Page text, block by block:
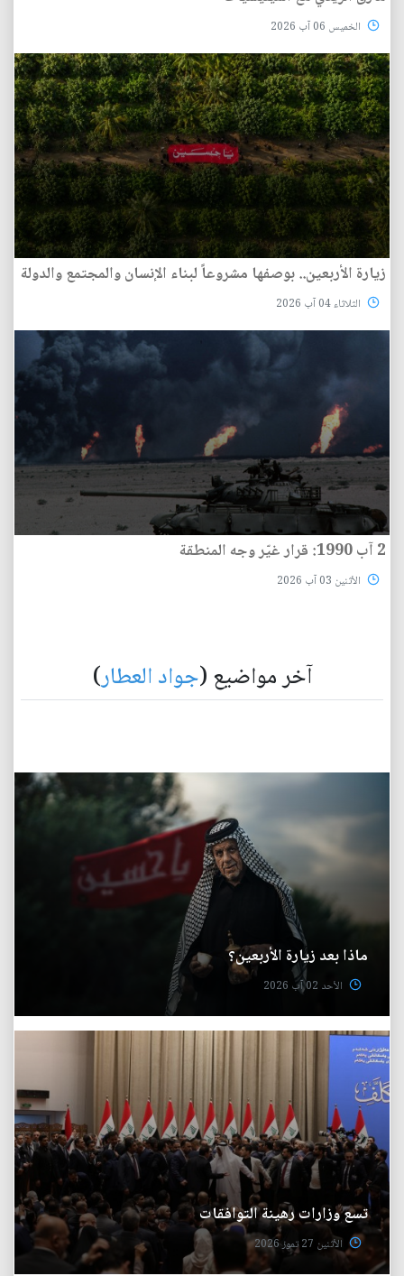
الخميس 06 آب 2026
زيارة الأربعين.. بوصفها مشروعاً لبناء الإنسان والمجتمع والدولة
الثلاثاء 04 آب 2026
2 آب 1990: قرار غيّر وجه المنطقة
الأثنين 03 آب 2026
آخر مواضيع (جواد العطار)
ماذا بعد زيارة الأربعين؟
الأحد 02 آب 2026
تسع وزارات رهينة التوافقات
الأثنين 27 تموز 2026